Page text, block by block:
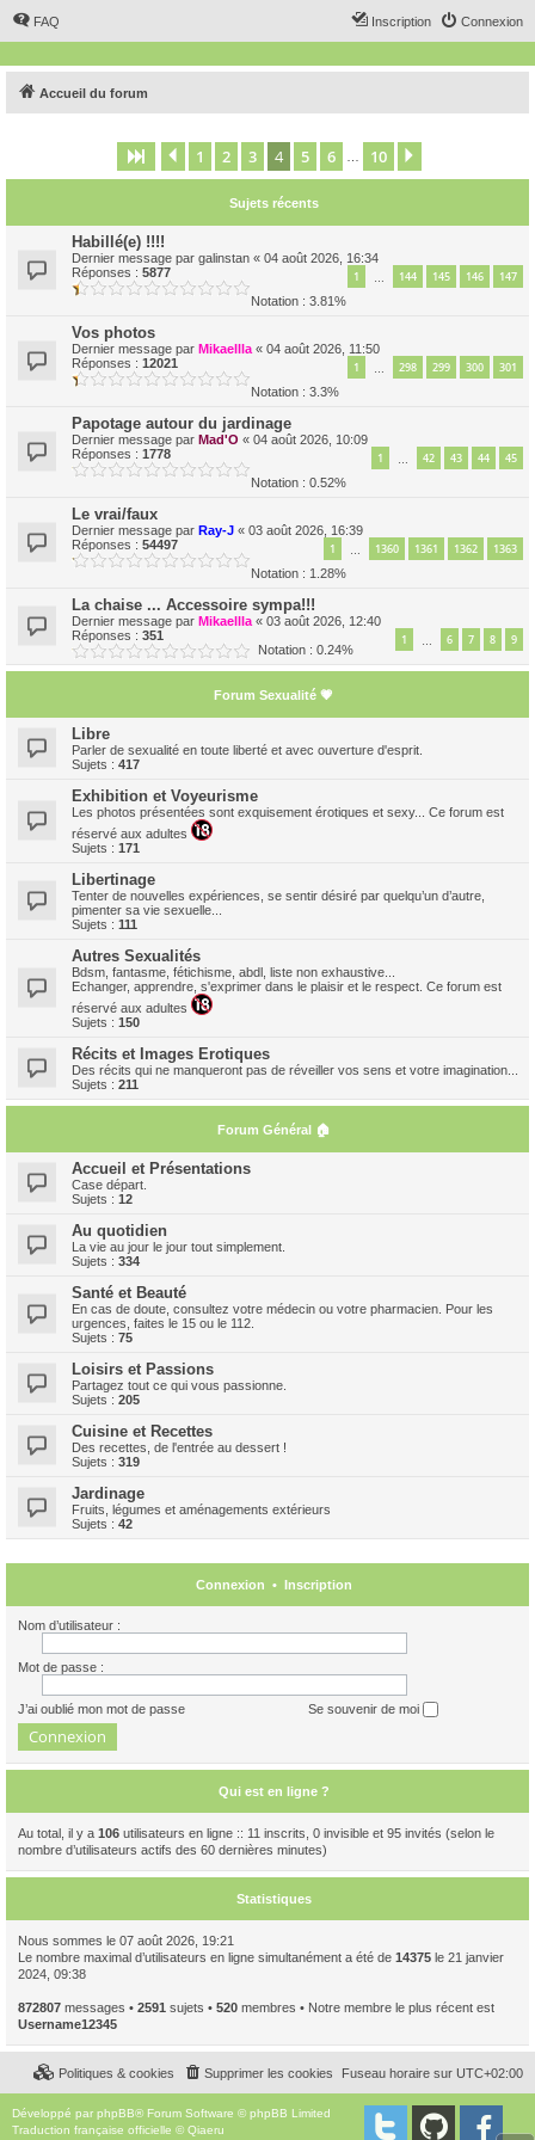
FAQ Connexion
Inscription
Accueil du forum
Page sur10
Précédent
1 2 3 4 5 6 10
Sujets récents
Habillé(e) !!!!
Dernier message par galinstan « 04 août 2026, 16:34
Réponses : 5877 1 144 145 146 147
Notation : 3.81%
Vos photos
Dernier message par Mikaellla « 04 août 2026, 11:50
Réponses : 12021 1 298 299 300 301
Notation : 3.3%
Papotage autour du jardinage
Dernier message par Mad'O « 04 août 2026, 10:09
Réponses : 1778 1 42 43 44 45
Notation : 0.52%
Le vrai/faux
Dernier message par Ray-J « 03 août 2026, 16:39
Réponses : 54497 1 1360 1361 1362 1363
Notation : 1.28%
La chaise ... Accessoire sympa!!!
Dernier message par Mikaellla « 03 août 2026, 12:40
Réponses : 351 1 6 7 8 9
Notation : 0.24%
Forum Sexualité 💗
Libre
Parler de sexualité en toute liberté et avec ouverture d'esprit.
Sujets : 417
Exhibition et Voyeurisme
Les photos présentées sont exquisement érotiques et sexy... Ce forum est
réservé aux adultes
Sujets : 171
Libertinage
Tenter de nouvelles expériences, se sentir désiré par quelqu’un d’autre,
pimenter sa vie sexuelle...
Sujets : 111
Autres Sexualités
Bdsm, fantasme, fétichisme, abdl, liste non exhaustive...
Echanger, apprendre, s'exprimer dans le plaisir et le respect. Ce forum est
réservé aux adultes
Sujets : 150
Récits et Images Erotiques
Des récits qui ne manqueront pas de réveiller vos sens et votre imagination...
Sujets : 211
Forum Général 🏠
Accueil et Présentations
Case départ.
Sujets : 12
Au quotidien
La vie au jour le jour tout simplement.
Sujets : 334
Santé et Beauté
En cas de doute, consultez votre médecin ou votre pharmacien. Pour les
urgences, faites le 15 ou le 112.
Sujets : 75
Loisirs et Passions
Partagez tout ce qui vous passionne.
Sujets : 205
Cuisine et Recettes
Des recettes, de l'entrée au dessert !
Sujets : 319
Jardinage
Fruits, légumes et aménagements extérieurs
Sujets : 42
Connexion • Inscription
Nom d’utilisateur :
Mot de passe :
J’ai oublié mon mot de passe Se souvenir de moi
Qui est en ligne ?
Au total, il y a 106 utilisateurs en ligne :: 11 inscrits, 0 invisible et 95 invités (selon le
nombre d’utilisateurs actifs des 60 dernières minutes)
Statistiques
Nous sommes le 07 août 2026, 19:21
Le nombre maximal d’utilisateurs en ligne simultanément a été de 14375 le 21 janvier
2024, 09:38
872807 messages • 2591 sujets • 520 membres • Notre membre le plus récent est
Username12345
Fuseau horaire sur UTC+02:00
Supprimer les cookies
Politiques & cookies
Développé par phpBB® Forum Software © phpBB Limited
Traduction française officielle ©Qiaeru